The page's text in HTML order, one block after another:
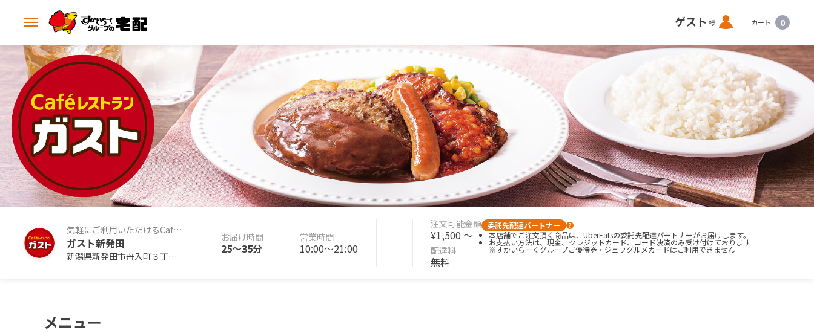
メ
ュ
ー
を
開
く
ゲスト 様 ロ
グ
イ
ン
カート 0
気軽にご利用いただけるCafeレストラン
ガスト新発田
新潟県新発田市舟入町３丁目２番１５号
お届け時間
25〜35分
営業時間
10:00〜21:00
注文可能金額
¥1,500 〜
配達料
無料
委託先配達パートナー ?
本店舗でご注文頂く商品は、UberEatsの委託先配達パートナーがお届けします。
お支払い方法は、現金、クレジットカード、コード決済のみ受け付けております
※すかいらーくグループご優待券・ジェフグルメカードはご利用できません
メニュー